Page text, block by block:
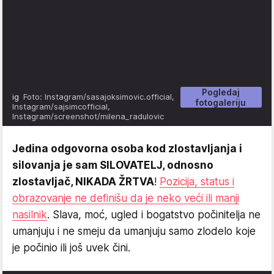
Pogledaj
fotogaleriju
ig Foto: Instagram/sasajoksimovic.official,
Instagram/sajsimcofficial,
Instagram/screenshot/milena_radulovic
Jedina odgovorna osoba kod zlostavljanja i
silovanja je sam SILOVATELJ, odnosno
zlostavljač, NIKADA ŽRTVA! Pozicija, status i
obrazovanje ne definišu da je neko veći ili manji
nasilnik. Slava, moć, ugled i bogatstvo počinitelja ne
umanjuju i ne smeju da umanjuju samo zlodelo koje
je počinio ili još uvek čini.